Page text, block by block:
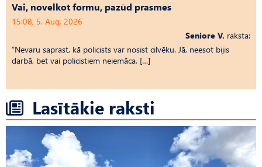
Vai, novelkot formu, pazūd prasmes
15:08, 5. Aug, 2026
Seniore V. raksta:
“Nevaru saprast, kā policists var nosist cilvēku. Jā, neesot bijis
darbā, bet vai policistiem neiemāca, […]
Lasītākie raksti